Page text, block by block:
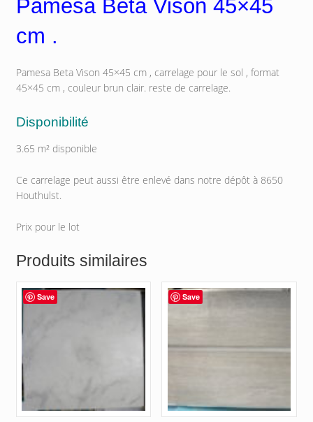
Pamesa Beta Vison 45×45
cm .
Pamesa Beta Vison 45×45 cm , carrelage pour le sol , format
45×45 cm , couleur brun clair. reste de carrelage.
Disponibilité
3.65 m² disponible
Ce carrelage peut aussi être enlevé dans notre dépôt à 8650
Houthulst.
Prix pour le lot
Produits similaires
Save Save